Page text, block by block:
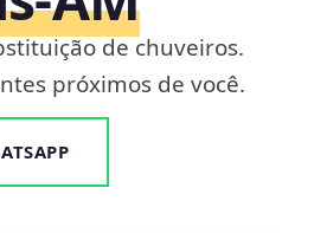
de chuveiros.
próximos de você.